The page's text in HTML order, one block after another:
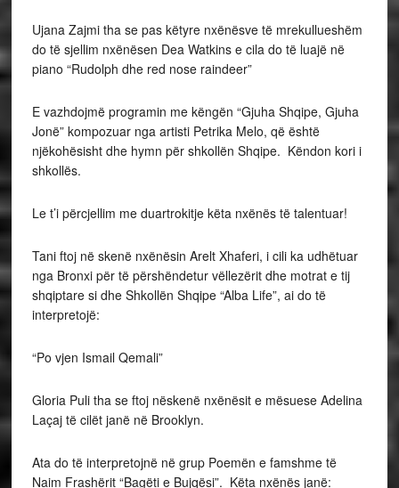
Ujana Zajmi tha se pas këtyre nxënësve të mrekullueshëm
do të sjellim nxënësen Dea Watkins e cila do të luajë në
piano “Rudolph dhe red nose raindeer”
E vazhdojmë programin me këngën “Gjuha Shqipe, Gjuha
Jonë” kompozuar nga artisti Petrika Melo, që është
njëkohësisht dhe hymn për shkollën Shqipe. Këndon kori i
shkollës.
Le t’i përcjellim me duartrokitje këta nxënës të talentuar!
Tani ftoj në skenë nxënësin Arelt Xhaferi, i cili ka udhëtuar
nga Bronxi për të përshëndetur vëllezërit dhe motrat e tij
shqiptare si dhe Shkollën Shqipe “Alba Life”, ai do të
interpretojë:
“Po vjen Ismail Qemali”
Gloria Puli tha se ftoj nëskenë nxënësit e mësuese Adelina
Laçaj të cilët janë në Brooklyn.
Ata do të interpretojnë në grup Poemën e famshme të
Naim Frashërit “Bagëti e Bujqësi”. Këta nxënës janë: